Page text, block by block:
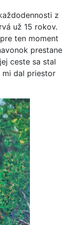
z
už 15 rokov.
ten moment
prestane
ceste sa stal
dal priestor